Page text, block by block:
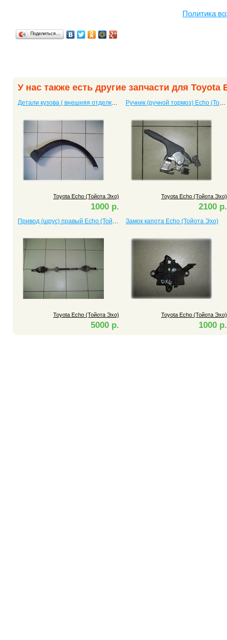
Политика
Поделиться…
У нас также есть другие запчасти для Toyota
Детали кузова ( внешняя отделка) Echo (Тойота Эхо)
Toyota Echo (Тойота Эхо)
1000 р.
Ручник (ручной тормоз) Echo (Тойота Эхо)
Toyota Echo (Тойота Эхо)
2100 р.
Привод (шрус) правый Echo (Тойота Эхо) с двигателем 1NZ
Toyota Echo (Тойота Эхо)
5000 р.
Замок капота Echo (Тойота Эхо)
Toyota Echo (Тойота Эхо)
1000 р.